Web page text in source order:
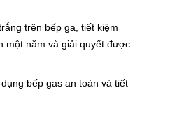
trên bếp ga, tiết kiệm
một năm và giải quyết được
bếp gas an toàn và tiết